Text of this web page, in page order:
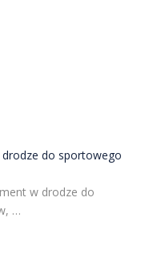
do sportowego
w drodze do
…